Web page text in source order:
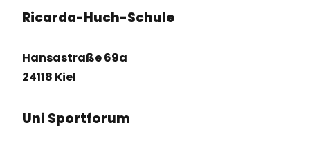
Ricarda-Huch-Schule
Hansastraße 69a
24118 Kiel
Uni Sportforum